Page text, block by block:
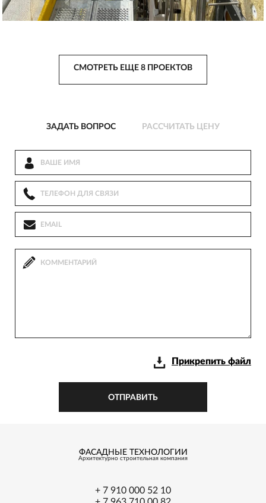
СМОТРЕТЬ ЕЩЕ 8 ПРОЕКТОВ
ЗАДАТЬ ВОПРОС РАССЧИТАТЬ ЦЕНУ
Прикрепить файл
ОТПРАВИТЬ
ФАСАДНЫЕ ТЕХНОЛОГИИ
Архитектурно строительная компания
+ 7 910 000 52 10